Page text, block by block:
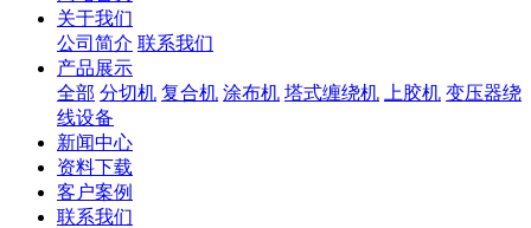
关于我们
公司简介 联系我们
产品展示
全部 分切机 复合机 涂布机 塔式缠绕机 上胶机 变压器绕
线设备
新闻中心
资料下载
客户案例
联系我们